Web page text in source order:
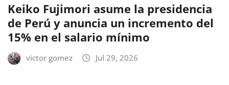
Keiko Fujimori asume la presidencia
de Perú y anuncia un incremento del
15% en el salario mínimo
victor gomez Jul 29, 2026